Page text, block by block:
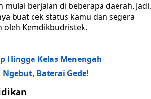
berjalan di beberapa daerah. Jadi,
buat cek status kamu dan segera
oleh Kemdikbudristek.
Hingga Kelas Menengah
Ngebut, Baterai Gede!